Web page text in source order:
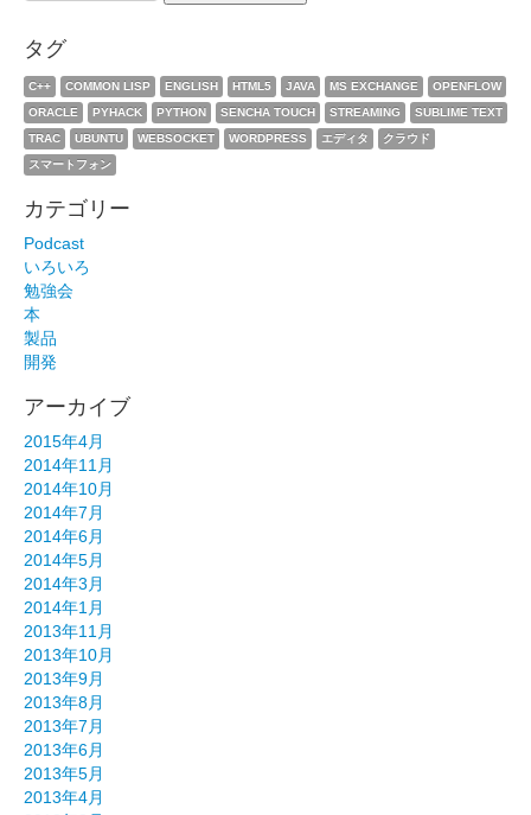
タグ
C++ COMMON LISP ENGLISH HTML5 JAVA MS EXCHANGE
OPENFLOW
ORACLE
PYHACK PYTHON SENCHA TOUCH STREAMING
SUBLIME TEXT
TRAC
UBUNTU WEBSOCKET WORDPRESS エディタ
クラウド
スマートフォン
カテゴリー
Podcast
いろいろ
勉強会
本
製品
開発
アーカイブ
2015年4月
2014年11月
2014年10月
2014年7月
2014年6月
2014年5月
2014年3月
2014年1月
2013年11月
2013年10月
2013年9月
2013年8月
2013年7月
2013年6月
2013年5月
2013年4月